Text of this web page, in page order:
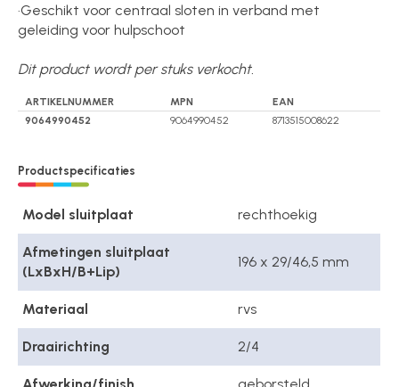
·Geschikt voor centraal sloten in verband met
geleiding voor hulpschoot
Dit product wordt per stuks verkocht.
ARTIKELNUMMER MPN
EAN
9064990452
9064990452 8713515008622
Productspecificaties
Model sluitplaat rechthoekig
Afmetingen sluitplaat
(LxBxH/B+Lip)
196 x 29/46,5 mm
Materiaal rvs
Draairichting 2/4